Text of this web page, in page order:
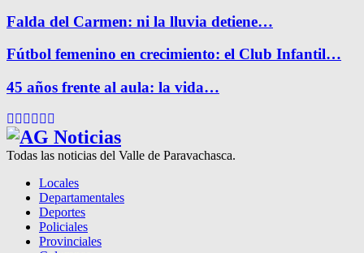
Falda del Carmen: ni la lluvia detiene…
Fútbol femenino en crecimiento: el Club Infantil…
45 años frente al aula: la vida…
Facebook
Twitter
Instagram
Pinterest
Google
Todas las noticias del Valle de Paravachasca.
Locales
Departamentales
Deportes
Policiales
Provinciales